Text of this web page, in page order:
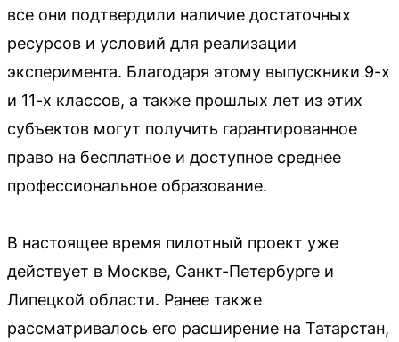
все они подтвердили наличие достаточных
ресурсов и условий для реализации
эксперимента. Благодаря этому выпускники 9-х
и 11-х классов, а также прошлых лет из этих
субъектов могут получить гарантированное
право на бесплатное и доступное среднее
профессиональное образование.
В настоящее время пилотный проект уже
действует в Москве, Санкт-Петербурге и
Липецкой области. Ранее также
рассматривалось его расширение на Татарстан,